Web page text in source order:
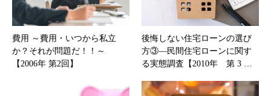
費用 ～費用・いつから私立
か？それが問題だ！！～
【2006年 第2回】
後悔しない住宅ローンの選び
方③―民間住宅ローンに関す
る実態調査【2010年 第 3 …